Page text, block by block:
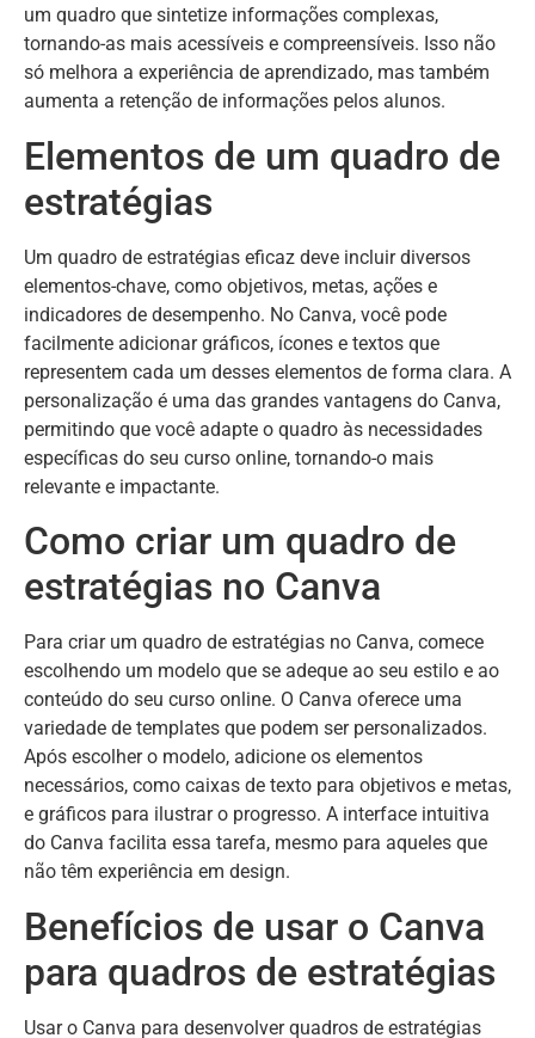
um quadro que sintetize informações complexas,
tornando-as mais acessíveis e compreensíveis. Isso não
só melhora a experiência de aprendizado, mas também
aumenta a retenção de informações pelos alunos.
Elementos de um quadro de
estratégias
Um quadro de estratégias eficaz deve incluir diversos
elementos-chave, como objetivos, metas, ações e
indicadores de desempenho. No Canva, você pode
facilmente adicionar gráficos, ícones e textos que
representem cada um desses elementos de forma clara. A
personalização é uma das grandes vantagens do Canva,
permitindo que você adapte o quadro às necessidades
específicas do seu curso online, tornando-o mais
relevante e impactante.
Como criar um quadro de
estratégias no Canva
Para criar um quadro de estratégias no Canva, comece
escolhendo um modelo que se adeque ao seu estilo e ao
conteúdo do seu curso online. O Canva oferece uma
variedade de templates que podem ser personalizados.
Após escolher o modelo, adicione os elementos
necessários, como caixas de texto para objetivos e metas,
e gráficos para ilustrar o progresso. A interface intuitiva
do Canva facilita essa tarefa, mesmo para aqueles que
não têm experiência em design.
Benefícios de usar o Canva
para quadros de estratégias
Usar o Canva para desenvolver quadros de estratégias